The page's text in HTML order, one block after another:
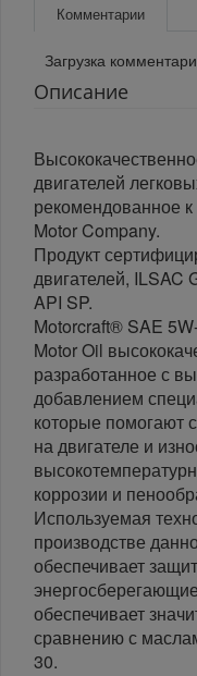
Комментарии
Загрузка
Описание
двигателей
рекомендованное
Motor Company.
Продукт
двигателей, ILSAC
API SP.
Motorcraft® SAE
Motor Oil
разработанное с
добавлением
которые помогают
на двигателе и
коррозии и
Используемая
производстве
обеспечивает
обеспечивает
сравнению с
30.